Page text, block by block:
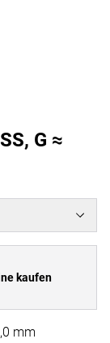
G ≈
kaufen
mm